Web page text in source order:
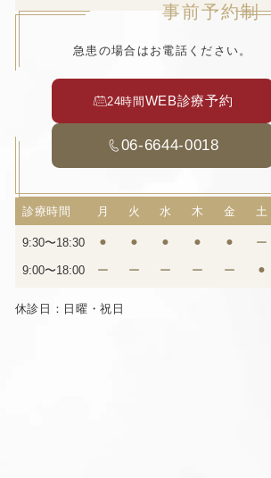
事前予約制
急患の場合はお電話ください。
24時間 WEB診療予約
06-6644-0018
診療時間 月 火 水 木 金 土
9:30〜18:30 ⚫︎ ⚫︎ ⚫︎ ⚫︎ ⚫︎ ー
9:00〜18:00 ー ー ー ー ー ⚫︎
休診日：日曜・祝日